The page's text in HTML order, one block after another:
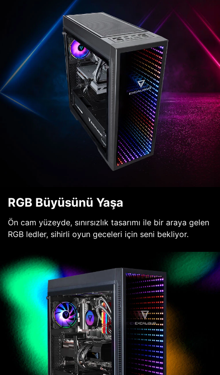
RGB Büyüsünü Yaşa
Ön cam yüzeyde, sınırsızlık tasarımı ile bir araya gelen
RGB ledler, sihirli oyun geceleri için seni bekliyor.